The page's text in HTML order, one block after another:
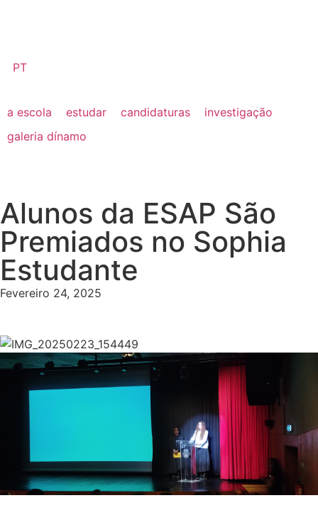
PT
a escola estudar candidaturas
investigação
galeria dínamo
Alunos da ESAP São
Premiados no Sophia
Estudante
Fevereiro 24, 2025